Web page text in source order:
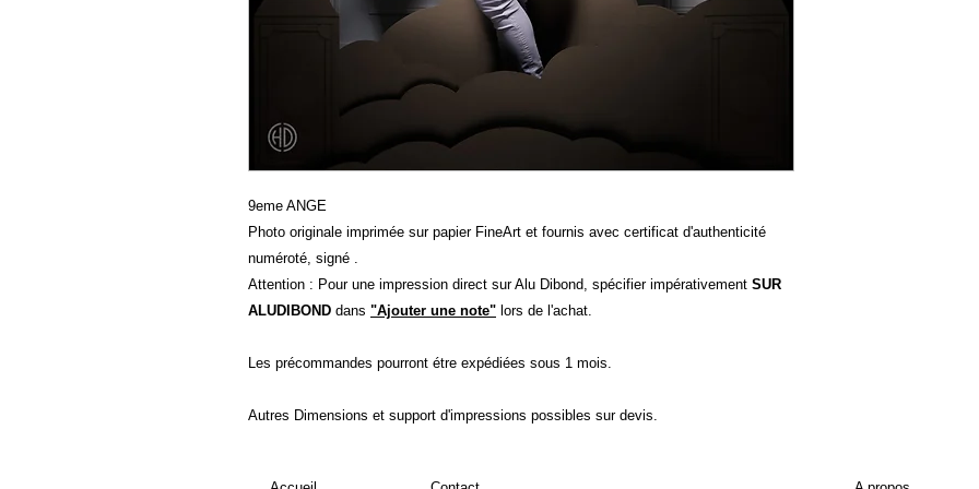
9eme ANGE
Photo originale imprimée sur papier FineArt et fournis avec certificat d'authenticité
numéroté, signé .
Attention : Pour une impression direct sur Alu Dibond, spécifier impérativement SUR
ALUDIBOND dans "Ajouter une note" lors de l'achat.
Les précommandes pourront étre expédiées sous 1 mois.
Autres Dimensions et support d'impressions possibles sur devis.